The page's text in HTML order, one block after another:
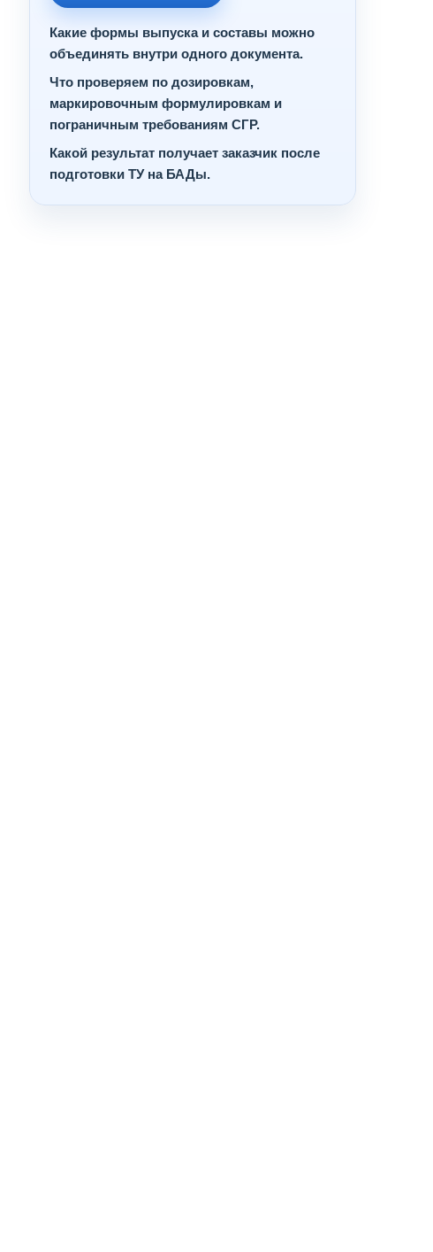
Какие формы выпуска и составы можно
объединять внутри одного документа.
Что проверяем по дозировкам,
маркировочным формулировкам и
пограничным требованиям СГР.
Какой результат получает заказчик после
подготовки ТУ на БАДы.